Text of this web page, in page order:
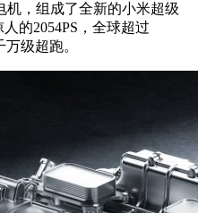
机，组成了全新的小米超级
的2054PS，全球超过
级超跑。